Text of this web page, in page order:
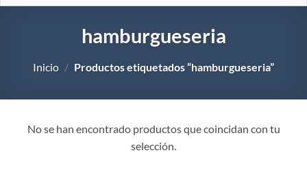
hamburgueseria
Inicio / Productos etiquetados “hamburgueseria”
No se han encontrado productos que coincidan con tu
selección.